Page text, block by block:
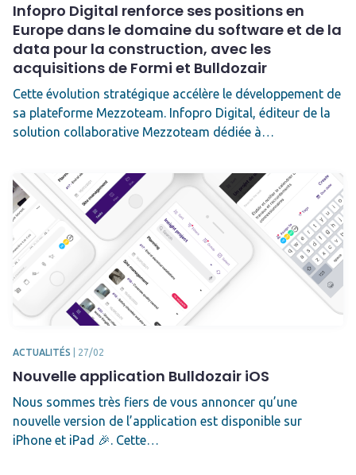
Infopro Digital renforce ses positions en
Europe dans le domaine du software et de la
data pour la construction, avec les
acquisitions de Formi et Bulldozair
Cette évolution stratégique accélère le développement de
sa plateforme Mezzoteam. Infopro Digital, éditeur de la
solution collaborative Mezzoteam dédiée à…
ACTUALITÉS 27/02
Nouvelle application Bulldozair iOS
Nous sommes très fiers de vous annoncer qu’une
nouvelle version de l’application est disponible sur
iPhone et iPad 🎉. Cette…